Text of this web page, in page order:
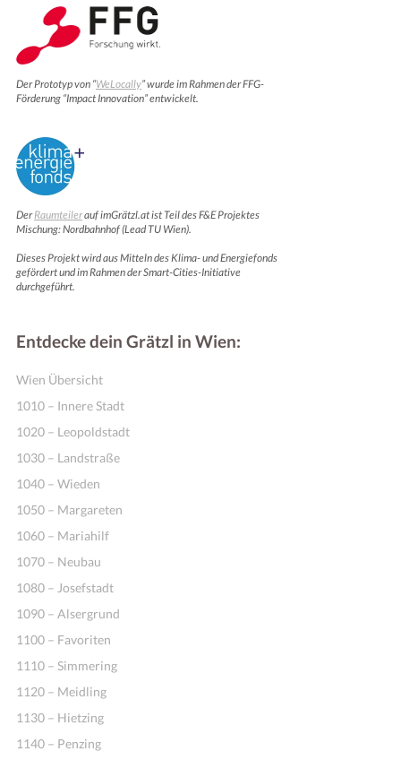
Der Prototyp von “WeLocally” wurde im Rahmen der FFG-
Förderung “Impact Innovation” entwickelt.
DerRaumteilerauf imGrätzl.at ist Teil des F&E Projektes
Mischung: Nordbahnhof (Lead TU Wien).
Dieses Projekt wird aus Mitteln des Klima- und Energiefonds
gefördert und im Rahmen der Smart-Cities-Initiative
durchgeführt.
Entdecke dein Grätzl in Wien:
Wien Übersicht
1010 – Innere Stadt
1020 – Leopoldstadt
1030 – Landstraße
1040 – Wieden
1050 – Margareten
1060 – Mariahilf
1070 – Neubau
1080 – Josefstadt
1090 – Alsergrund
1100 – Favoriten
1110 – Simmering
1120 – Meidling
1130 – Hietzing
1140 – Penzing